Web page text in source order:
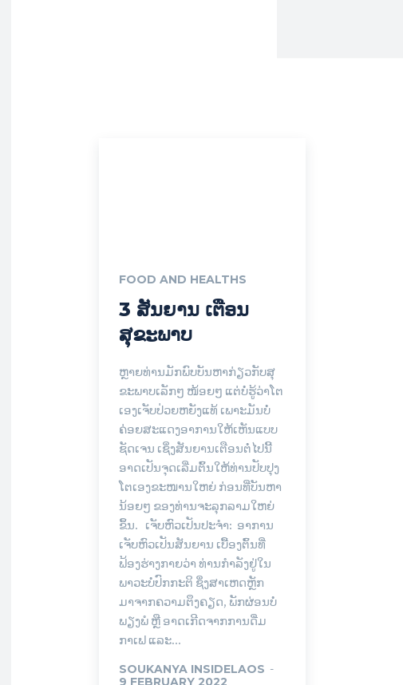
FOOD AND HEALTHS
3 ສັນຍານ ເຕືອນ
ສຸຂະພາບ
ຫຼາຍທ່ານມັກພົບບັນຫາກ່ຽວກັບສຸ
ຂະພາບເລັກໆ ໜ້ອຍໆ ແຕ່ບໍ່ຮູ້ວ່າໂຕ
ເອງເຈັບປ່ວຍຫຍັງແທ້ ເພາະມັນບໍ່
ຄ່ອຍສະແດງອາການໃຫ້ເຫັນແບບ
ຊັດເຈນ ເຊິ່ງສັນຍານເຕືອນຕໍ່ໄປນີ້
ອາດເປັນຈຸດເລີ່ມຕົ້ນໃຫ້ທ່ານປັບປຸງ
ໂຕເອງຂະໜານໃຫຍ່ ກ່ອນທີ່ບັນຫາ
ນ້ອຍໆ ຂອງທ່ານຈະລຸກລາມໃຫຍ່
ຂຶ້ນ. ເຈັບຫົວເປັນປະຈຳ: ອາການ
ເຈັບຫົວເປັນສັນຍານ ເບື້ອງຕົ້ນທີ່
ຟ້ອງຮ່າງກາຍວ່າ ທ່ານກຳລັງຢູ່ໃນ
ພາວະບໍ່ປົກກະຕິ ຊຶ່ງສາເຫດຫຼັກ
ມາຈາກຄວາມຕຶງຄຽດ, ພັກຜ່ອນບໍ່
ພຽງພໍ ຫຼື ອາດເກີດຈາກການດື່ມ
ກາເຟ ແລະ...
SOUKANYA INSIDELAOS -
9 FEBRUARY 2022